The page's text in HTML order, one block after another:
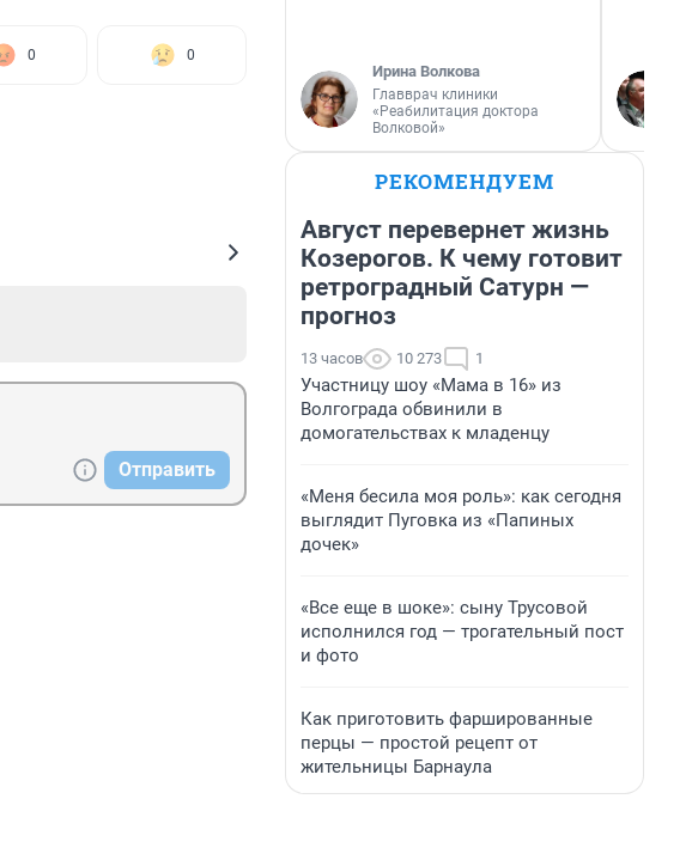
0 0
Отправить
Ирина Волкова
Главврач клиники
«Реабилитация доктора
Волковой»
РЕКОМЕНДУЕМ
Август перевернет жизнь
Козерогов. К чему готовит
ретроградный Сатурн —
прогноз
13 часов 10 273 1
Участницу шоу «Мама в 16» из
Волгограда обвинили в
домогательствах к младенцу
«Меня бесила моя роль»: как сегодня
выглядит Пуговка из «Папиных
дочек»
«Все еще в шоке»: сыну Трусовой
исполнился год — трогательный пост
и фото
Как приготовить фаршированные
перцы — простой рецепт от
жительницы Барнаула